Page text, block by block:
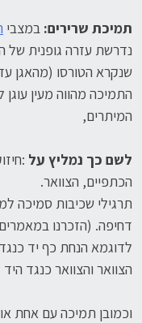
תמיכת שרירים: במצבי
נדרשת עזרה גופנית של
שנקרא הטורסו (מהאגן
התמיכה מהווה מעין
המיתרים,
לשם כך נמליץ על
הכתפיים, הצוואר.
תרגילי שכיבות סמיכה
דחיפה. (הזכרנו
לדוגמא הנחת כף יד
הצוואר והצוואר כנגד
וכמובן תמיכה עם אחת